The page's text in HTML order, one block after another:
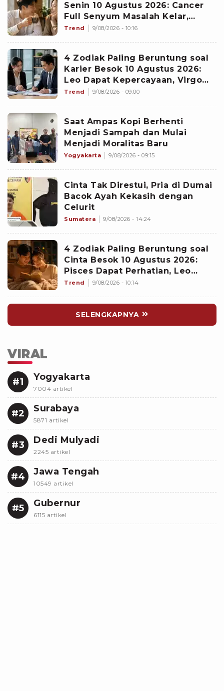
Senin 10 Agustus 2026: Cancer
Full Senyum Masalah Kelar,
Scorpio Awas Terprovokasi
Trend 9/08/2026 - 10:16
4 Zodiak Paling Beruntung soal
Karier Besok 10 Agustus 2026:
Leo Dapat Kepercayaan, Virgo
Makin Diperhitungkan
Trend 9/08/2026 - 09:00
Saat Ampas Kopi Berhenti
Menjadi Sampah dan Mulai
Menjadi Moralitas Baru
Yogyakarta 9/08/2026 - 09:15
Cinta Tak Direstui, Pria di Dumai
Bacok Ayah Kekasih dengan
Celurit
Sumatera 9/08/2026 - 14:24
4 Zodiak Paling Beruntung soal
Cinta Besok 10 Agustus 2026:
Pisces Dapat Perhatian, Leo
Makin Dekat dengan Si Dia
Trend 9/08/2026 - 10:14
SELENGKAPNYA
VIRAL
#1 Yogyakarta
7004 artikel
#2 Surabaya
5871 artikel
#3 Dedi Mulyadi
2245 artikel
#4 Jawa Tengah
10549 artikel
#5 Gubernur
6115 artikel